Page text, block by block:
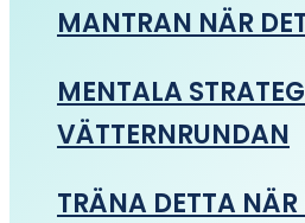
MANTRAN NÄR
MENTALA
VÄTTERNRUNDAN
TRÄNA DETTA